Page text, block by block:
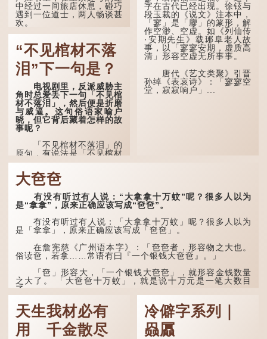
到了五十岁，...
中经过一间旅店休息，碰巧
遇到一位道士，两人畅谈甚
欢。
自己虽贵为读书人，但一直
未能考取功名，仍然贫困，
感到十分落泊。于是，道士
拿出一个青瓷枕头，让卢姓
书生睡一睡，便能满足他希
望得到荣华富贵的愿望。
这时，...
“不见棺材不落
泪”下一句是？
电视剧里，反派威胁主
角时总爱丢下一句「不见棺
材不落泪」，然后便是折磨
与威逼。这句俗语家喻户
晓，但它背后藏着怎样的故
事呢？
「不见棺材不落泪」的
原句，有说法是「不见棺材
不下泪」或「不见亲棺不下
泪」，出自明朝兰陵笑笑生
所著的《金瓶梅词话》第九
十八回。原意是指人未亲眼
见到亲人棺木，便不会真正
感到悲伤；后来引申为比喻
人执迷不悟，不到彻底失
败，便不肯罢休。
许多人对这上半句耳熟
能详，但它其实还有下半句
——「不到黄河心不死」...
字在古代已经出现。徐铉与
段玉裁的《说文》注本中，
「寥」是「廫」的篆形，解
作空渺、空虚。如《列仙传
·安期先生》载琊阜老人故
事，以「寥寥安期，虚质高
清」形容空虚无所事事。
唐代《艺文类聚》引晋
孙绰《表哀诗》：「寥寥空
堂，寂寂响户」...
大夿夿
有没有听过有人说：“大拿拿十万蚊”呢？很多人以为
是“拿拿”，原来正确应该写成“夿夿”。
有没有听过有人说：「大拿拿十万蚊」呢？很多人以为
是「拿拿」，原来正确应该写成「夿夿」。
在詹宪慈《广州语本字》：「夿夿者，形容物之大也。
俗读夿，若拿……常语有曰『一个银钱大夿夿』。」
「夿」形​​容大，「一个银钱大夿夿」，就形容金钱数量
之大了。 「大夿夿十万蚊」，就是说十万元是一笔大数目
了。...
天生我材必有
用 千金散尽
冷僻字系列｜
赑屭